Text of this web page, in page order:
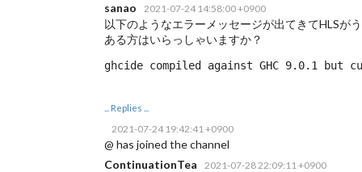
sanao 2021-07-24 14:58:00 +0900
以下のようなエラーメッセージが出てきてHLSが
ある方はいらっしゃいますか？
ghcide compiled against GHC 9.0.1 but
... Replies ...
2021-07-24 19:42:41 +0900
@ has joined the channel
ContinuationTea
2021-07-28 22:09:11 +0900